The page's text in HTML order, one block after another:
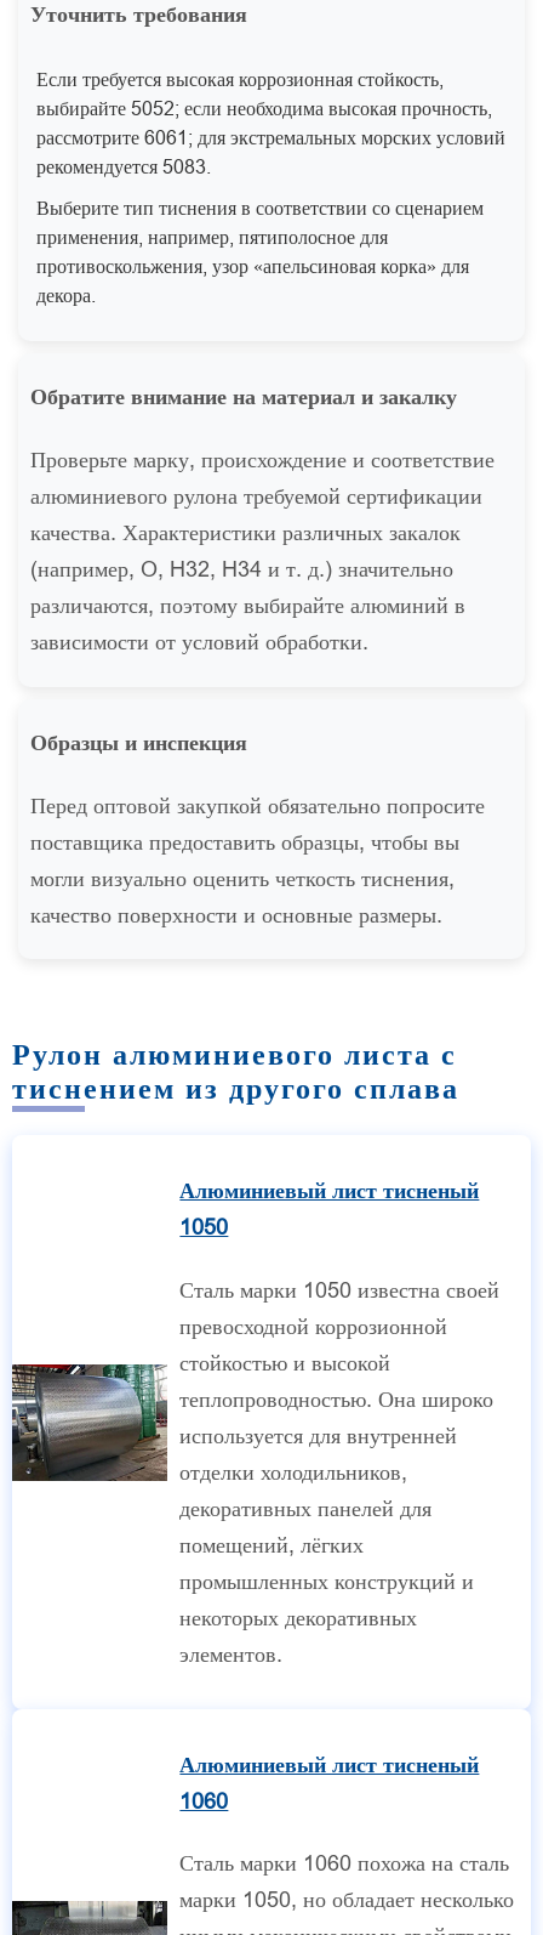
Уточнить требования
Если требуется высокая коррозионная стойкость,
выбирайте 5052; если необходима высокая прочность,
рассмотрите 6061; для экстремальных морских условий
рекомендуется 5083.
Выберите тип тиснения в соответствии со сценарием
применения, например, пятиполосное для
противоскольжения, узор «апельсиновая корка» для
декора.
Обратите внимание на материал и закалку
Проверьте марку, происхождение и соответствие
алюминиевого рулона требуемой сертификации
качества. Характеристики различных закалок
(например, O, H32, H34 и т. д.) значительно
различаются, поэтому выбирайте алюминий в
зависимости от условий обработки.
Образцы и инспекция
Перед оптовой закупкой обязательно попросите
поставщика предоставить образцы, чтобы вы
могли визуально оценить четкость тиснения,
качество поверхности и основные размеры.
Рулон алюминиевого листа с
тиснением из другого сплава
Алюминиевый лист тисненый
1050
Сталь марки 1050 известна своей
превосходной коррозионной
стойкостью и высокой
теплопроводностью. Она широко
используется для внутренней
отделки холодильников,
декоративных панелей для
помещений, лёгких
промышленных конструкций и
некоторых декоративных
элементов.
Алюминиевый лист тисненый
1060
Сталь марки 1060 похожа на сталь
марки 1050, но обладает несколько